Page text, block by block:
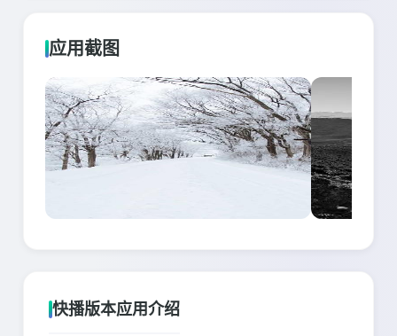
应用截图
快播版本应用介绍